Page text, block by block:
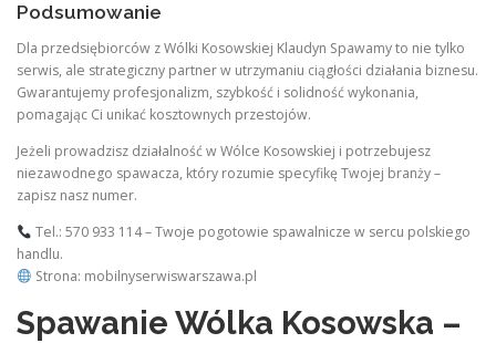
Podsumowanie
Dla przedsiębiorców z Wólki Kosowskiej Klaudyn Spawamy to nie tylko
serwis, ale strategiczny partner w utrzymaniu ciągłości działania biznesu.
Gwarantujemy profesjonalizm, szybkość i solidność wykonania,
pomagając Ci unikać kosztownych przestojów.
Jeżeli prowadzisz działalność w Wólce Kosowskiej i potrzebujesz
niezawodnego spawacza, który rozumie specyfikę Twojej branży –
zapisz nasz numer.
Tel.: 570 933 114 – Twoje pogotowie spawalnicze w sercu polskiego
handlu.
Strona: mobilnyserwiswarszawa.pl
Spawanie Wólka Kosowska –